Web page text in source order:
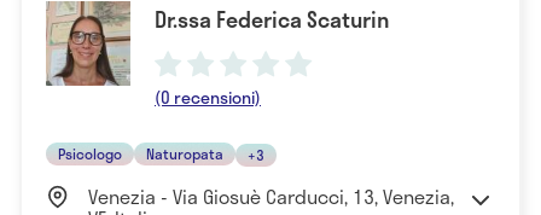
Dr.ssa Federica Scaturin
(0 recensioni)
Psicologo Naturopata +3
Venezia - Via Giosuè Carducci, 13, Venezia,